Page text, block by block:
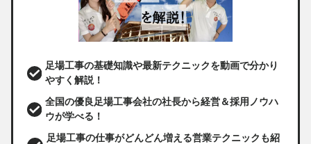
足場工事の基礎知識や最新テクニックを動画で分かり
やすく解説！
全国の優良足場工事会社の社長から経営＆採用ノウハ
ウが学べる！
足場工事の仕事がどんどん増える営業テクニックも紹